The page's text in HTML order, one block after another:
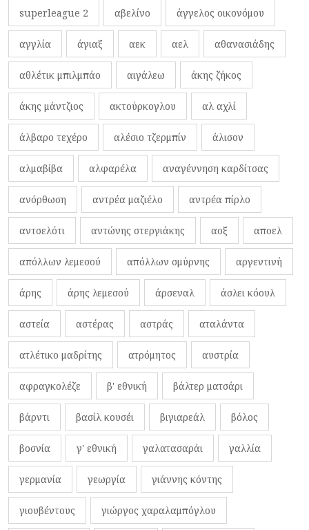
superleague 2 αβελίνο άγγελος οικονόμου
αγγλία άγιαξ αεκ αελ αθανασιάδης
αθλέτικ μπιλμπάο αιγάλεω άκης ζήκος
άκης μάντζιος ακτούρκογλου αλ αχλί
άλβαρο τεχέρο αλέσιο τζερμπίν άλισον
αλμαβίβα αλφαρέλα αναγέννηση καρδίτσας
ανόρθωση αντρέα μαζιέλο αντρέα πίρλο
αντσελότι αντώνης στεργιάκης αοξ αποελ
απόλλων λεμεσού απόλλων σμύρνης αργεντινή
άρης άρης λεμεσού άρσεναλ άσλει κόουλ
αστεία αστέρας αστράς αταλάντα
ατλέτικο μαδρίτης ατρόμητος αυστρία
αφραγκολέζε β' εθνική βάλτερ ματσάρι
βάρντι βασίλ κουσέι βιγιαρεάλ βόλος
βοσνία γ' εθνική γαλατασαράι γαλλία
γερμανία γεωργία γιάννης κόντης
γιουβέντους γιώργος χαραλαμπόγλου